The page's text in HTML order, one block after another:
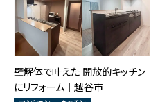
壁解体で叶えた 開放的キッチン
にリフォーム｜越谷市